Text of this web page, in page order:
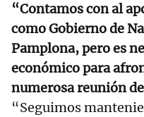
“Contamos con al
como Gobierno de
Pamplona, pero es
económico para
numerosa reunión
“Seguimos